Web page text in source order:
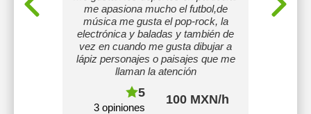
me apasiona mucho el futbol,de
música me gusta el pop-rock, la
electrónica y baladas y también de
vez en cuando me gusta dibujar a
lápiz personajes o paisajes que me
llaman la atención
5
3 opiniones
100 MXN/h